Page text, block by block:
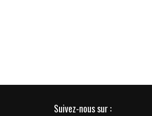
Suivez-nous sur :